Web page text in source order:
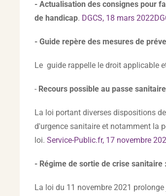
- Actualisation des consignes pour
de handicap. DGCS, 18 mars
- Guide repère des mesures de
Le guide rappelle le droit applicable
- Recours possible au passe
La loi portant diverses dispositions
d'urgence sanitaire et notamment la
loi. Service-Public.fr, 17 novembre
- Régime de sortie de crise sanitaire
La loi du 11 novembre 2021